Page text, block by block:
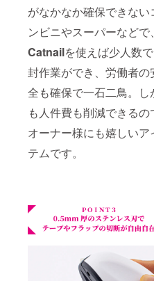
がなかなか確保できない
ンビニやスーパーなどで、
Catnailを使えば少人数
封作業ができ、労働者の
全も確保で一石二鳥。し
も人件費も削減できるの
オーナー様にも嬉しいア
テムです。